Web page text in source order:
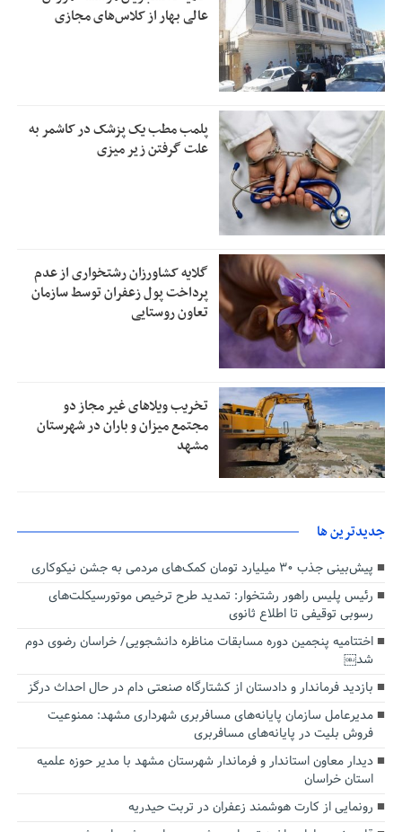
عالی بهار از کلاس‌های مجازی
پلمب مطب یک پزشک در کاشمر به
علت گرفتن زیر میزی
گلایه کشاورزان رشتخواری از عدم
پرداخت پول زعفران توسط سازمان
تعاون روستایی
تخریب ویلاهای غیر مجاز دو
مجتمع میزان و باران در شهرستان
مشهد
جديدترين ها
پیش‌بینی جذب ۳۰ میلیارد تومان کمک‌های مردمی به جشن نیکوکاری
رئیس پلیس راهور رشتخوار: تمدید طرح ترخیص موتورسیکلت‌های
رسوبی توقیفی تا اطلاع ثانوی
اختتامیه پنجمین دوره مسابقات مناظره دانشجویی/ خراسان رضوی دوم
شد￼
بازدید فرماندار و دادستان از کشتارگاه صنعتی دام در حال احداث درگز
مدیرعامل سازمان پایانه‌های مسافربری شهرداری مشهد: ممنوعیت
فروش بلیت در پایانه‌های مسافربری
دیدار معاون استاندار و فرماندار شهرستان مشهد با مدیر حوزه علمیه
استان خراسان
رونمایی از کارت هوشمند زعفران در تربت حیدریه